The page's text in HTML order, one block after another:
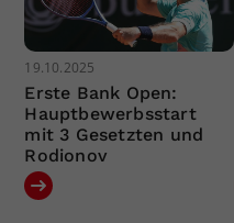
19.10.2025
Erste Bank Open:
Hauptbewerbsstart
mit 3 Gesetzten und
Rodionov